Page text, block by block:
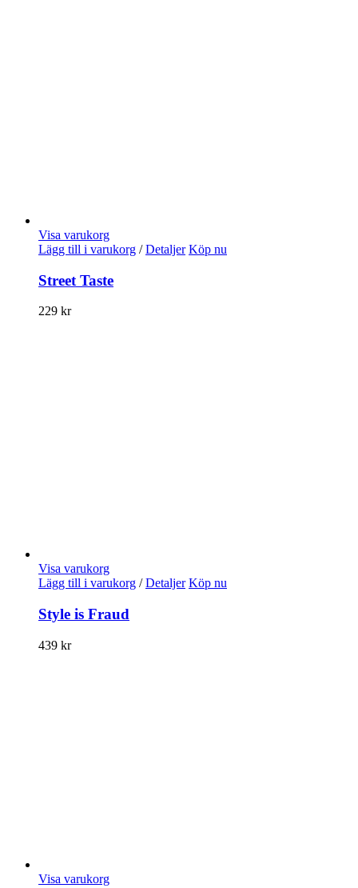
Visa varukorg
Lägg till i varukorg / Detaljer Köp nu
Street Taste
229 kr
Visa varukorg
Lägg till i varukorg / Detaljer Köp nu
Style is Fraud
439 kr
Visa varukorg